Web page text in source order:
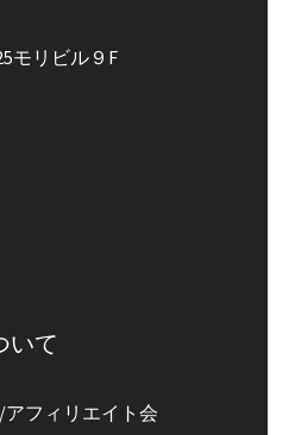
モリビル９F
いて
フィリエイト会